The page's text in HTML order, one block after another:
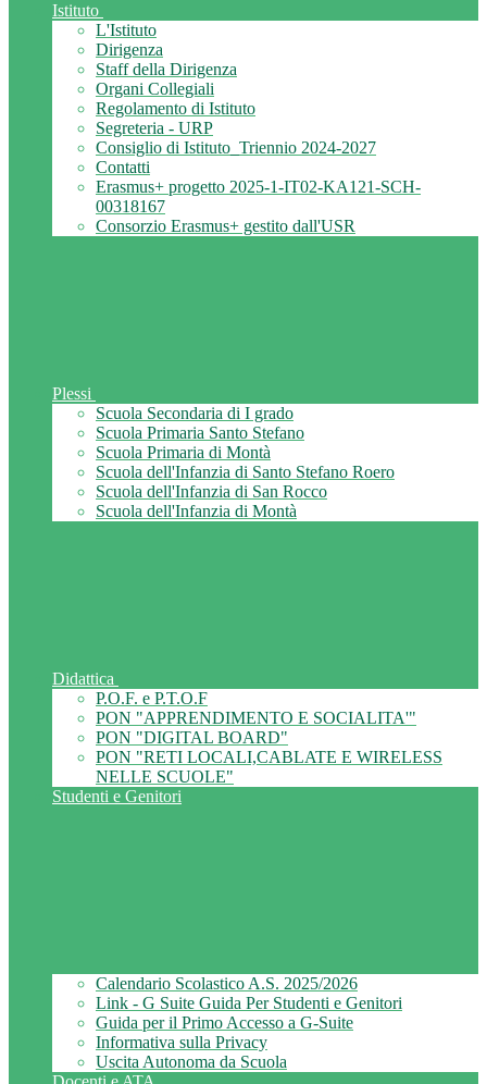
Istituto
L'Istituto
Dirigenza
Staff della Dirigenza
Organi Collegiali
Regolamento di Istituto
Segreteria - URP
Consiglio di Istituto_Triennio 2024-2027
Contatti
Erasmus+ progetto 2025-1-IT02-KA121-SCH-
00318167
Consorzio Erasmus+ gestito dall'USR
Plessi
Scuola Secondaria di I grado
Scuola Primaria Santo Stefano
Scuola Primaria di Montà
Scuola dell'Infanzia di Santo Stefano Roero
Scuola dell'Infanzia di San Rocco
Scuola dell'Infanzia di Montà
Didattica
P.O.F. e P.T.O.F
PON "APPRENDIMENTO E SOCIALITA'"
PON "DIGITAL BOARD"
PON "RETI LOCALI,CABLATE E WIRELESS
NELLE SCUOLE"
Studenti e Genitori
Calendario Scolastico A.S. 2025/2026
Link - G Suite Guida Per Studenti e Genitori
Guida per il Primo Accesso a G-Suite
Informativa sulla Privacy
Uscita Autonoma da Scuola